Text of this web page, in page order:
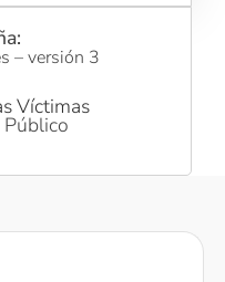
– versión 3
Víctimas